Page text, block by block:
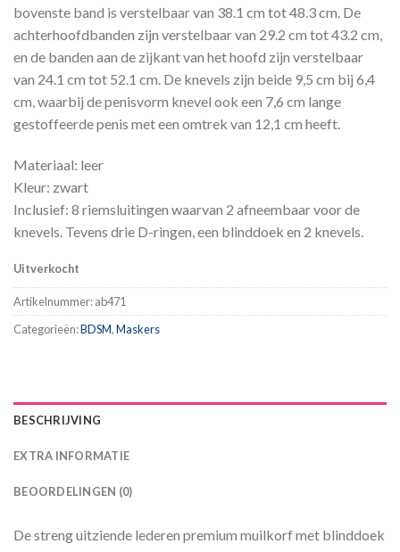
bovenste band is verstelbaar van 38.1 cm tot 48.3 cm. De
achterhoofdbanden zijn verstelbaar van 29.2 cm tot 43.2 cm,
en de banden aan de zijkant van het hoofd zijn verstelbaar
van 24.1 cm tot 52.1 cm. De knevels zijn beide 9,5 cm bij 6,4
cm, waarbij de penisvorm knevel ook een 7,6 cm lange
gestoffeerde penis met een omtrek van 12,1 cm heeft.
Materiaal: leer
Kleur: zwart
Inclusief: 8 riemsluitingen waarvan 2 afneembaar voor de
knevels. Tevens drie D-ringen, een blinddoek en 2 knevels.
Uitverkocht
Artikelnummer:ab471
Categorieën:BDSM,Maskers
BESCHRIJVING
EXTRA INFORMATIE
BEOORDELINGEN (0)
De streng uitziende lederen premium muilkorf met blinddoek